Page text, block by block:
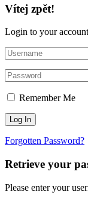
Vítej zpět!
Login to your
Remember Me
Forgotten Password?
Retrieve your
Please enter your